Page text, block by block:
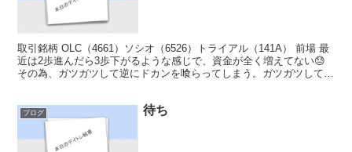
取引銘柄 OLC（4661）ソシオ（6526）トライアル（141A） 前場 最
近は2歩進んだら3歩下がるような感じで、資金が全く増えてない😓
その為、ガツガツして逆にドカンを喰らってしまう。ガツガツしても
ブログ 待ち